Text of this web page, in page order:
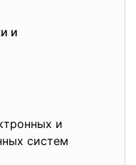
и
и
систем